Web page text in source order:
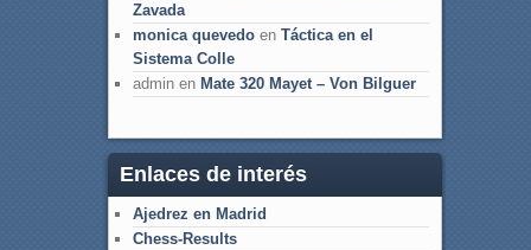
Zavada
monica quevedoen Táctica en el
Sistema Colle
adminen Mate 320 Mayet – Von Bilguer
Enlaces de interés
Ajedrez en Madrid
Chess-Results